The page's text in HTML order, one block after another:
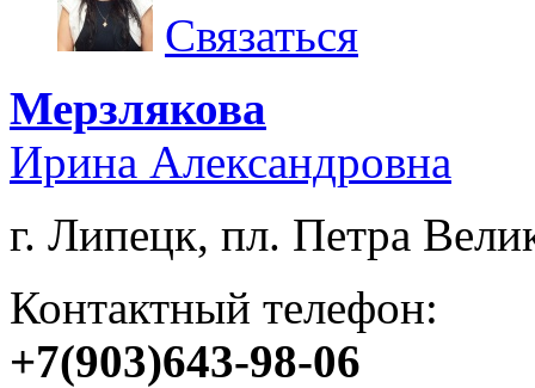
Связаться
Мерзлякова
Ирина Александровна
г. Липецк, пл. Петра
Контактный телефон:
+7(903)643-98-06